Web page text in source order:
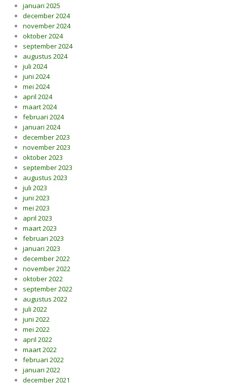
januari 2025
december 2024
november 2024
oktober 2024
september 2024
augustus 2024
juli 2024
juni 2024
mei 2024
april 2024
maart 2024
februari 2024
januari 2024
december 2023
november 2023
oktober 2023
september 2023
augustus 2023
juli 2023
juni 2023
mei 2023
april 2023
maart 2023
februari 2023
januari 2023
december 2022
november 2022
oktober 2022
september 2022
augustus 2022
juli 2022
juni 2022
mei 2022
april 2022
maart 2022
februari 2022
januari 2022
december 2021